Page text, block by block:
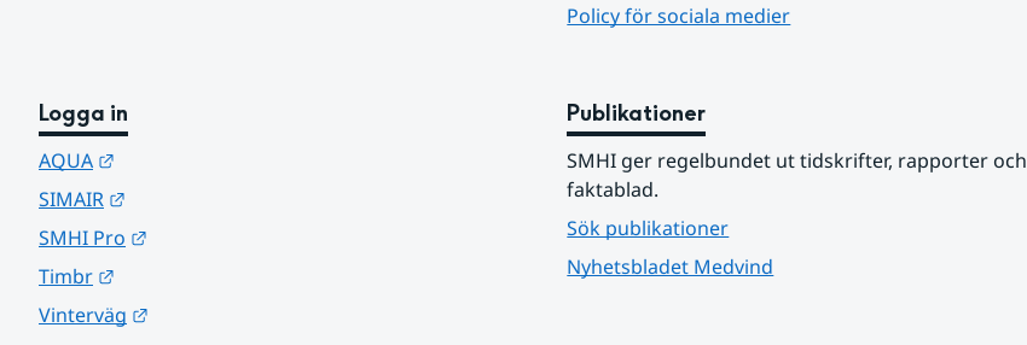
Policy för sociala medier
Logga in
AQUA
SIMAIR
SMHI Pro
Timbr
Vinterväg
Publikationer
SMHI ger regelbundet ut tidskrifter, rapporter och
faktablad.
Sök publikationer
Nyhetsbladet Medvind